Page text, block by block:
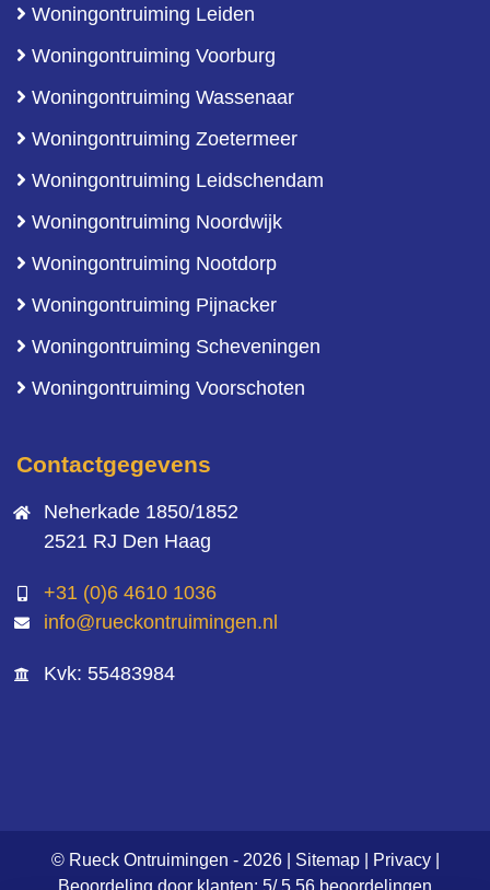
Woningontruiming Leiden
Woningontruiming Voorburg
Woningontruiming Wassenaar
Woningontruiming Zoetermeer
Woningontruiming Leidschendam
Woningontruiming Noordwijk
Woningontruiming Nootdorp
Woningontruiming Pijnacker
Woningontruiming Scheveningen
Woningontruiming Voorschoten
Contactgegevens
Neherkade 1850/1852
2521 RJ Den Haag
+31 (0)6 4610 1036
info@rueckontruimingen.nl
Kvk: 55483984
© Rueck Ontruimingen - 2026 | Sitemap| Privacy|
Beoordeling door klanten: 5/5 56 beoordelingen